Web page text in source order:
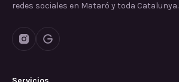
redes sociales en Mataró y toda Catalunya.